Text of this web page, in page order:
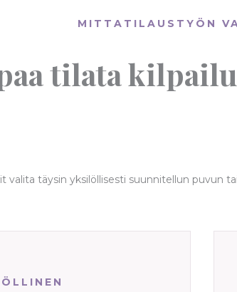
MITTATILAUSTYÖN
tilata
valita täysin yksilöllisesti suunnitellun